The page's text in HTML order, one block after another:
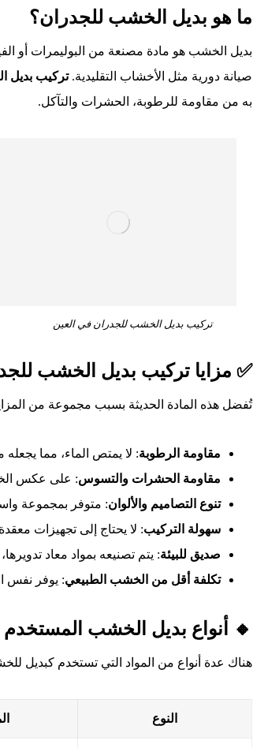
ما هو بديل الخشب للجدران؟
بديل الخشب هو مادة مصنعة من البوليمرات أو
صيانة دورية مثل الأخشاب التقليدية.تركيب بديل
به من مقاومة للرطوبة، الحشرات والتآكل.
تركيب بديل الخشب للجدران في العين
✅ مزايا تركيب بديل الخشب
تُفضل هذه المادة الحديثة بسبب مجموعة من المزايا
مقاومة الرطوبة: لا يمتص الماء، مما يجعله
مقاومة الحشرات والتسوس: على عكس
تنوع التصاميم والألوان: متوفر بمجموعة
سهولة التركيب: لا يحتاج إلى تجهيزات
صديق للبيئة: يتم تصنيعه بمواد معاد
تكلفة أقل من الخشب الطبيعي: يوفر نفس
🔸 أنواع بديل الخشب المستخدم
هناك عدة أنواع من المواد التي تستخدم كبديل
النوع